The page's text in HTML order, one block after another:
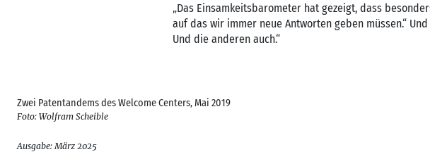
Zwei Patentandems des Welcome Centers, Mai 2019
Foto: Wolfram Scheible
Ausgabe: März 2025
„Das Einsamkeitsbarometer hat gezeigt, dass
auf das wir immer neue Antworten geben müssen.“
Und die anderen auch.“